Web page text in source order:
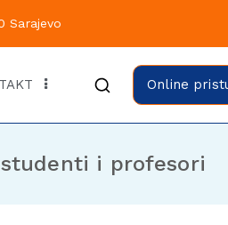
odbor Demokratske
KO DF Sarajevo
Online
i profesori